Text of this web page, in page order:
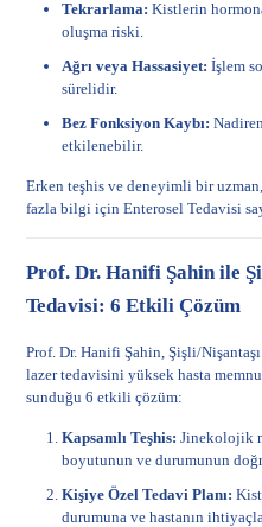
Tekrarlama: Kistlerin
oluşma riski.
Ağrı veya Hassasiyet: İşlem
sürelidir.
Bez Fonksiyon Kaybı:
etkilenebilir.
Erken teşhis ve deneyimli bir
fazla bilgi içinEnterosel Tedavisi
Prof. Dr. Hanifi Şahin ile
Tedavisi: 6 Etkili Çözüm
Prof. Dr. Hanifi Şahin, Şişli/
lazer tedavisini yüksek hasta
sunduğu 6 etkili çözüm:
Kapsamlı Teşhis: Jinekolojik
boyutunun ve durumunun
Kişiye Özel Tedavi Planı:
durumuna ve hastanın